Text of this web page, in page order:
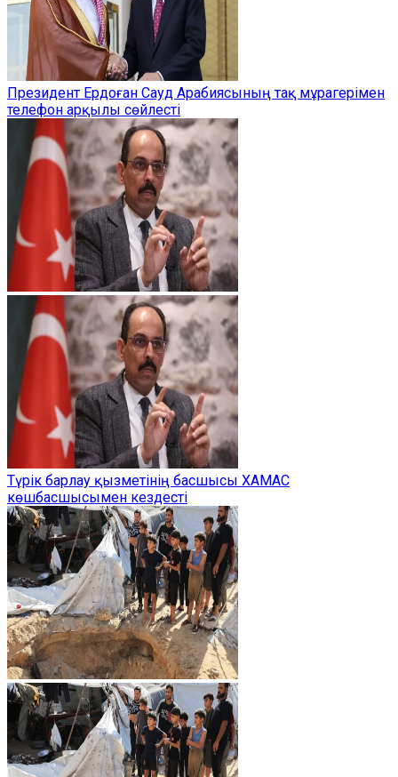
Президент Ердоған Сауд Арабиясының тақ мұрагерімен
телефон арқылы сөйлесті
Түрік барлау қызметінің басшысы ХАМАС
көшбасшысымен кездесті